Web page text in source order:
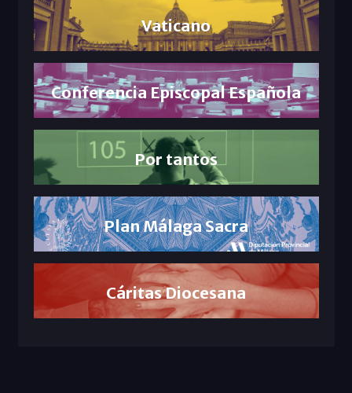
Vaticano
Conferencia Episcopal Española
Por tantos
Plan Málaga Sacra
Cáritas Diocesana